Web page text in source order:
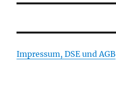
Impressum, DSE und AGB